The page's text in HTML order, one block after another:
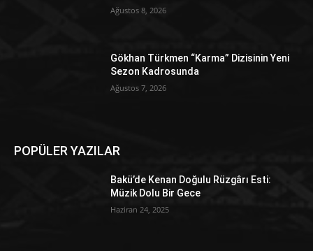
Ağustos 8, 2026
Gökhan Türkmen “Karma” Dizisinin Yeni
Sezon Kadrosunda
Ağustos 7, 2026
POPÜLER YAZILAR
Bakü’de Kenan Doğulu Rüzgârı Esti:
Müzik Dolu Bir Gece
Haziran 24, 2025